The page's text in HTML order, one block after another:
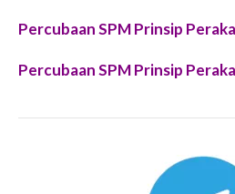
Percubaan SPM Prinsip
Percubaan SPM Prinsip